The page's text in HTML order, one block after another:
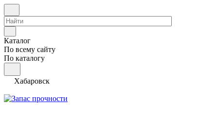
Каталог
По всему сайту
По каталогу
Хабаровск